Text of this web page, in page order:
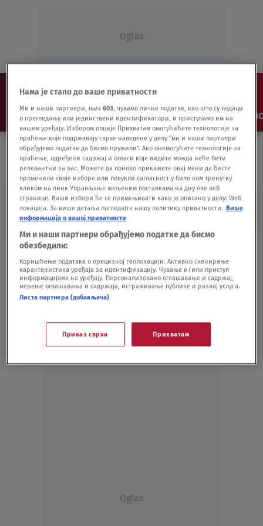
Oglas
NAJNOVIJE VESTI SHOW SPORT VIDEO
PARK PRIRODE PONJAVICA
đubrište
DRUŠTVO 25.04.21.
Oglas
Нама је стало до ваше приватности
Ми и наши партнери, њих603, чувамо личне податке, као што су подаци
о прегледању или јединствени идентификатори, и приступамо им на
вашем уређају. Избором опције Прихватам омогућићете технологије за
праћење које подржавају сврхе наведене у делу "ми и наши партнери
обрађујемо податке да бисмо пружили". Ако онемогућите технологије за
праћење, одређени садржај и огласи које видите можда неће бити
релевантни за вас. Можете да поново прикажете овај мени да бисте
променили своје изборе или повукли сагласност у било ком тренутку
кликом на линк Управљање жељеним поставкама на дну ове веб
странице. Ваши избори ће се примењивати како је описано у делу: Wеб
локација. За више детаља погледајте нашу политику приватности. Више
информација о вашој приватности
Ми и наши партнери обрађујемо податке да бисмо
обезбедили:
Коришћење података о прецизној геолокацији. Активно скенирање
карактеристика уређаја за идентификацију. Чување и/или приступ
информацијама на уређају. Персонализовано оглашавање и садржај,
мерење оглашавања и садржаја, истраживање публике и развој услуга.
Листа партнера (добављача)
Приказ сврха Прихватам